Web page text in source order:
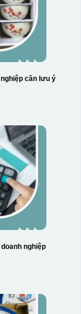
cần lưu ý
nghiệp